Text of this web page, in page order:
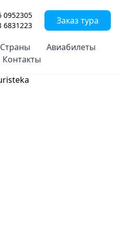
0952305
6831223
Заказ тура
Страны
Авиабилеты
Контакты